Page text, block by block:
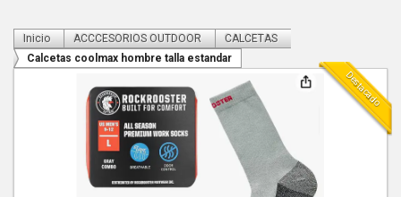
Inicio ACCCESORIOS OUTDOOR
CALCETAS
Calcetas coolmax hombre talla estandar
Destacado